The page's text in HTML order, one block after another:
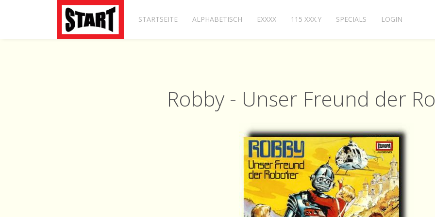
STARTSEITE ALPHABETISCH EXXXX 115 XXX.Y SPECIALS LOGIN
Robby - Unser Freund der